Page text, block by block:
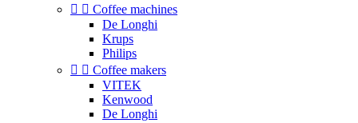
  Coffee machines
De Longhi
Krups
Philips
  Coffee makers
VITEK
Kenwood
De Longhi